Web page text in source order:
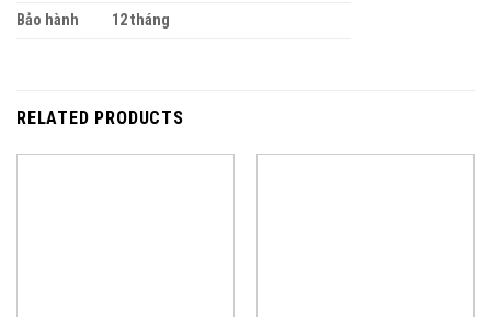
Bảo hành
12 tháng
RELATED PRODUCTS